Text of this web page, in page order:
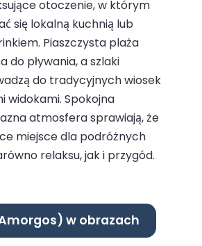
otoczenie, w którym
się lokalną kuchnią lub
Piaszczysta plaża
do pływania, a szlaki
do tradycyjnych wiosek
widokami. Spokojna
atmosfera sprawiają, że
miejsce dla podróżnych
relaksu, jak i przygód.
w obrazach